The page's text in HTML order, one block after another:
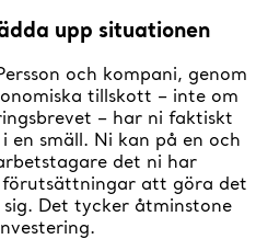
upp situationen
och kompani, genom
tillskott – inte om
– har ni faktiskt
smäll. Ni kan på en och
det ni har
förutsättningar att göra det
Det tycker åtminstone